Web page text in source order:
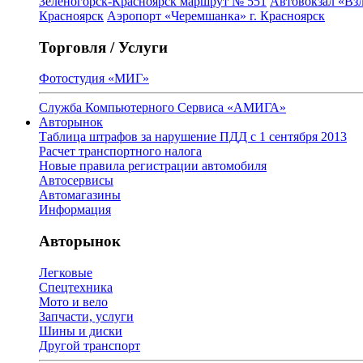
Красноярск Аэропорт «Черемшанка» г. Красноярск
Торговля / Услуги
Фотостудия «МИГ»
Служба Компьютерного Сервиса «АМИГА»
Авторынок
Таблица штрафов за нарушение ПДД с 1 сентября 2013
Расчет транспортного налога
Новые правила регистрации автомобиля
Автосервисы
Автомагазины
Информация
Авторынок
Легковые
Спецтехника
Мото и вело
Запчасти, услуги
Шины и диски
Другой транспорт